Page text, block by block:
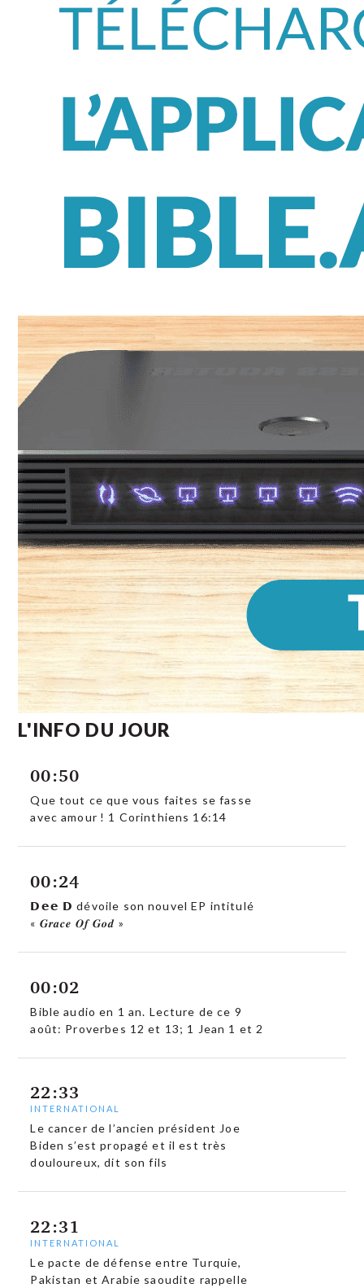
L'INFO DU JOUR
00:50
Que tout ce que vous faites se fasse
avec amour ! 1 Corinthiens 16:14
00:24
𝗗𝗲𝗲 𝗗 dévoile son nouvel EP intitulé
« 𝑮𝒓𝒂𝒄𝒆 𝑶𝒇 𝑮𝒐𝒅 »
00:02
Bible audio en 1 an. Lecture de ce 9
août: Proverbes 12 et 13; 1 Jean 1 et 2
22:33
INTERNATIONAL
Le cancer de l’ancien président Joe
Biden s’est propagé et il est très
douloureux, dit son fils
22:31
INTERNATIONAL
Le pacte de défense entre Turquie,
Pakistan et Arabie saoudite rappelle